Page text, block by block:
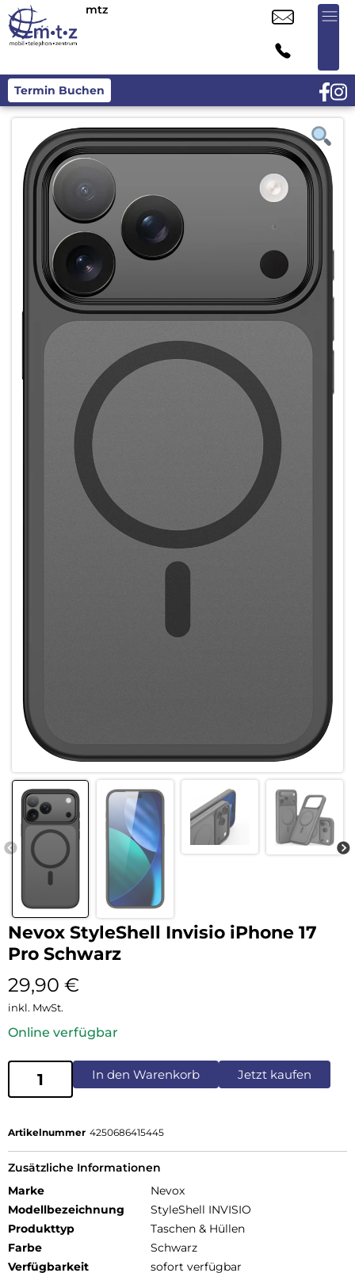
mtz
Termin Buchen
Nevox StyleShell Invisio iPhone 17
Pro Schwarz
29,90 €
inkl. MwSt.
Online verfügbar
In den Warenkorb Jetzt kaufen
Artikelnummer 4250686415445
Zusätzliche Informationen
Marke
Nevox
Modellbezeichnung
StyleShell INVISIO
Produkttyp
Taschen & Hüllen
Farbe
Schwarz
Verfügbarkeit
sofort verfügbar